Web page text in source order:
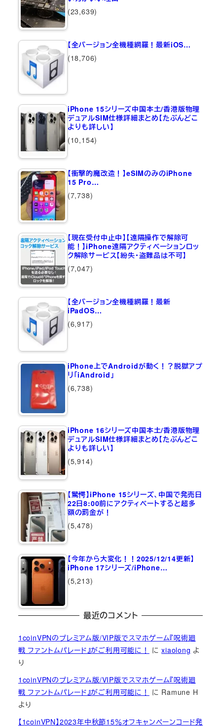
(23,639)
【全バージョン全機種網羅！最新iOS…
(18,706)
iPhone 15シリーズ中国本土/香港版物理
デュアルSIM仕様詳細まとめ【たぶんどこ
よりも詳しい】
(10,154)
【衝撃的魔改造！】eSIMのみのiPhone
15 Pro…
(7,738)
【現在受付中止中】【遠隔操作で解除可
能！】iPhone遠隔アクティベーションロッ
ク解除サービス【紛失・盗難品は不可】
(7,047)
【全バージョン全機種網羅！最新
iPadOS…
(6,917)
iPhone上でAndroidが動く！？脱獄アプ
リ「iAndroid」
(6,738)
iPhone 16シリーズ中国本土/香港版物理
デュアルSIM仕様詳細まとめ【たぶんどこ
よりも詳しい】
(5,914)
【驚愕】iPhone 15シリーズ、中国で発売日
22日8:00前にアクティベートすると超多
額の罰金が！
(5,478)
【今年から大変化！！2025/12/14更新】
iPhone 17シリーズ/iPhone…
(5,213)
最近のコメント
1coinVPNのプレミアム版/VIP版でスマホゲーム『呪術廻
戦 ファントムパレード』がご利用可能に！
にxiaolong よ
り
1coinVPNのプレミアム版/VIP版でスマホゲーム『呪術廻
戦 ファントムパレード』がご利用可能に！
に Ramune H
より
【1coinVPN】2023年中秋節15％オフキャンペーンコード発